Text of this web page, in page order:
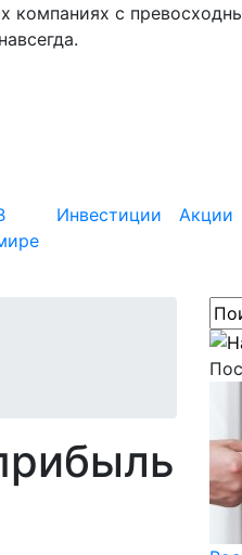
компаниях с
Инвестиции Акции